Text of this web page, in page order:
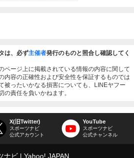
は、必ず主催者発行のものと照合し確認してく
ページ上に掲載されている情報の内容に関して
内容の正確性および安全性を保証するものでは
被ったいかなる損害についても、LINEヤフー
責任を負いかねます。
X(旧Twitter)
スポーツナビ
公式アカウント
YouTube
スポーツナビ
公式チャンネル
ナビ Yahoo! JAPAN